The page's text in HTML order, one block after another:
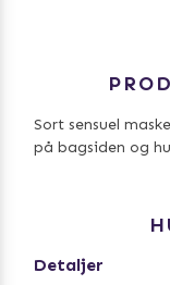
Sort sensuel
på bagsiden og
Detaljer